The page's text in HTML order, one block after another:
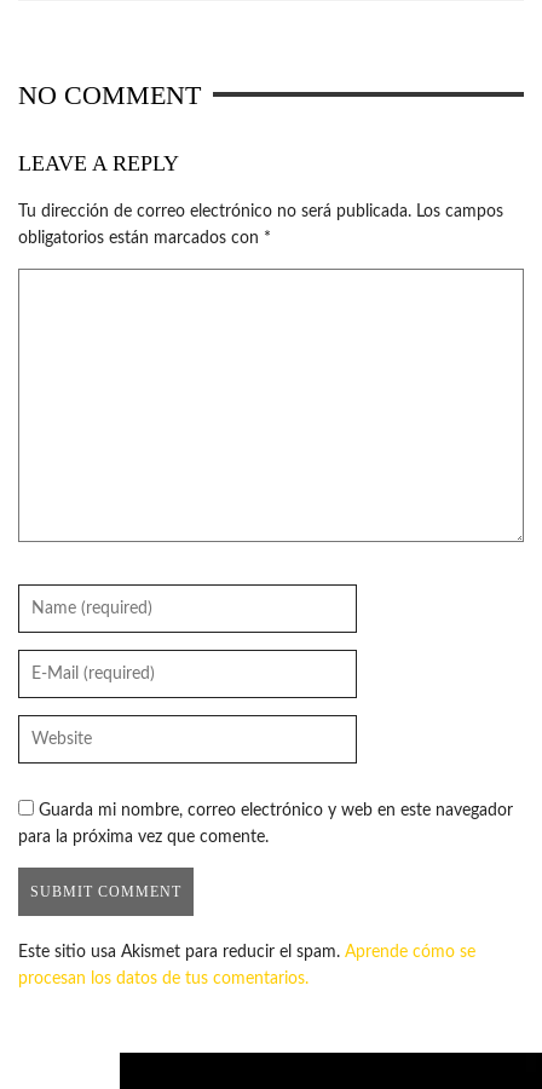
NO COMMENT
LEAVE A REPLY
Tu dirección de correo electrónico no será publicada. Los campos
obligatorios están marcados con *
Guarda mi nombre, correo electrónico y web en este navegador
para la próxima vez que comente.
Este sitio usa Akismet para reducir el spam. Aprende cómo se
procesan los datos de tus comentarios.